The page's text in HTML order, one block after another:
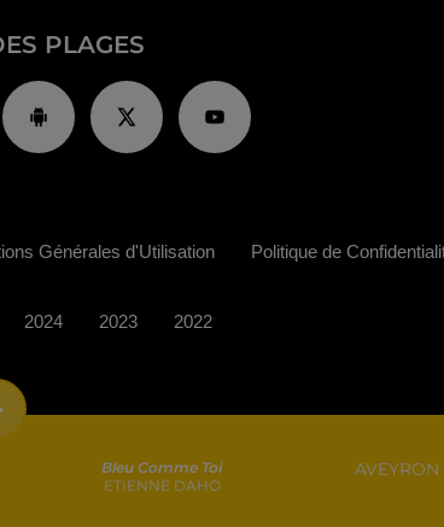
PLAGES
Bleu Comme Toi
ETIENNE DAHO
Générales d'Utilisation Politique de
2024 2023 2022